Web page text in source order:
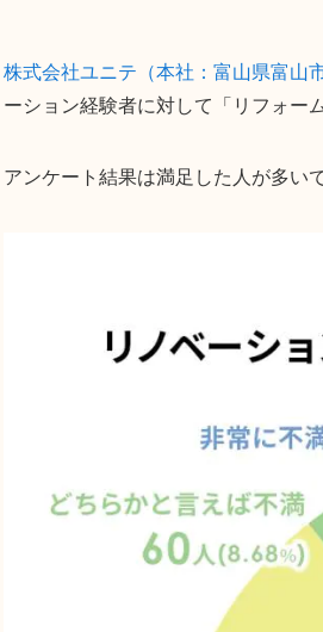
株式会社ユニテ（本社：富山県富山
ーション経験者に対して「リフォー
アンケート結果は満足した人が多い